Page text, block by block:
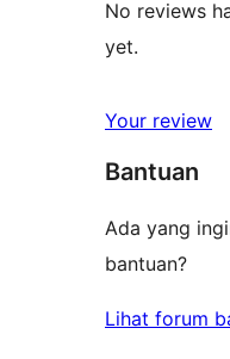
No reviews
yet.
Your review
Bantuan
Ada yang
bantuan?
Lihat forum